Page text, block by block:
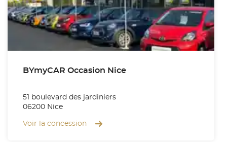
BYmyCAR Occasion Nice
51 boulevard des jardiniers
06200 Nice
Voir la concession